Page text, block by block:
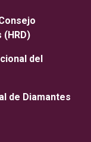
del
de Diamantes